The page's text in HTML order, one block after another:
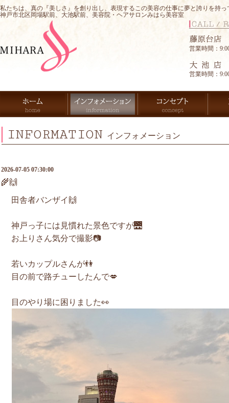
私たちは、真の『美しさ』を創り出し、表現するこの美容の仕事に夢と誇りを持
神戸市北区岡場駅前、大池駅前、美容院・ヘアサロンみはら美容室
営業時間：
営業時間：
INFORMATION インフォメーション
2026-07-05 07:30:00
🌾🙌
田舎者バンザイ🙌
神戸っ子には見慣れた景色ですが🌉
お上りさん気分で撮影📷
若いカップルさんが👫
目の前で路チューしたんで💋
目のやり場に困りました👀